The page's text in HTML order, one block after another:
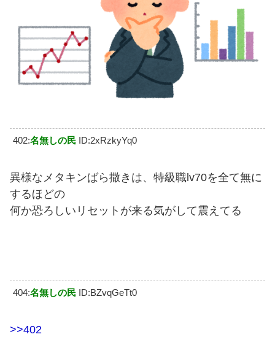
402:名無しの民 ID:2xRzkyYq0
異様なメタキンばら撒きは、特級職lv70を全て無に
するほどの
何か恐ろしいリセットが来る気がして震えてる
404:名無しの民 ID:BZvqGeTt0
>>402